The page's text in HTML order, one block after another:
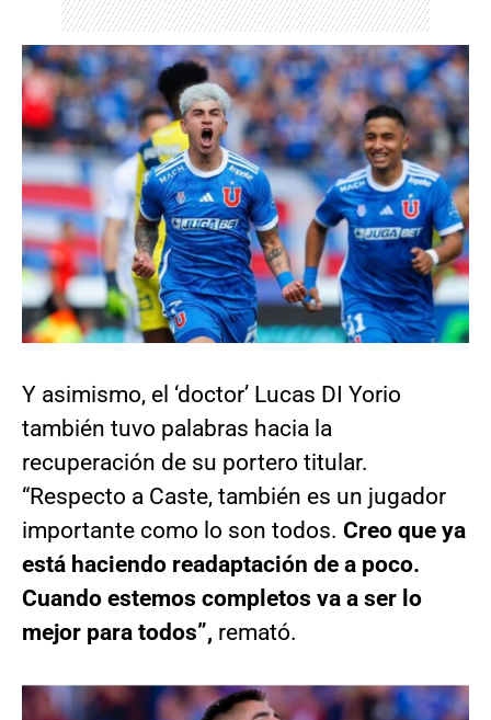
Y asimismo, el ‘doctor’ Lucas DI Yorio
también tuvo palabras hacia la
recuperación de su portero titular.
“Respecto a Caste, también es un jugador
importante como lo son todos. Creo que ya
está haciendo readaptación de a poco.
Cuando estemos completos va a ser lo
mejor para todos”, remató.